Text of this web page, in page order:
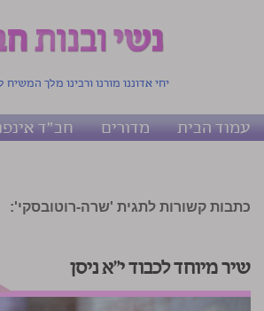
יחי אדוננו מורנו ורבינו מלך המשיח
עמוד הבית מדורים חב"ד
כתבות קשורות לתגית 'שרה-רוטובסקי':
שיר מיוחד לכבוד י"א ניסן